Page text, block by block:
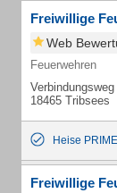
Freiwillige
Web
Feuerwehren
18465 Tribsees
Heise
Freiwillige